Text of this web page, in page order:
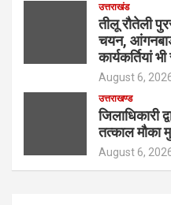
उत्तराखंड
तीलू रौतेली
चयन,
कार्यकर्तियां
August 6,
उत्तराखण्ड
जिलाधिकारी
तत्काल मौका
August 6,